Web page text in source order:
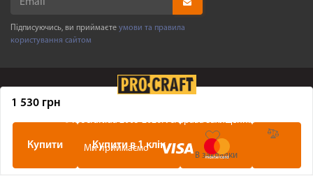
1 530 грн
Купити Купити в 1 клік
В закладки
Підписуючись, ви приймаєте умови та правила
користування сайтом
©Procraft.ua2005-2026. Усі права захищенні
Ми приймаємо